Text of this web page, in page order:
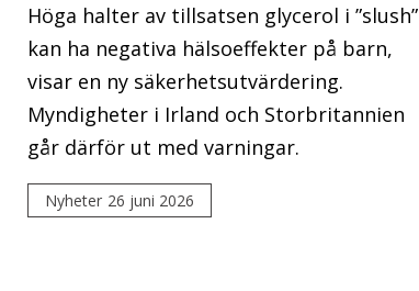
Höga halter av tillsatsen glycerol i ”slush”
kan ha negativa hälsoeffekter på barn,
visar en ny säkerhetsutvärdering.
Myndigheter i Irland och Storbritannien
går därför ut med varningar.
Nyheter 26 juni 2026